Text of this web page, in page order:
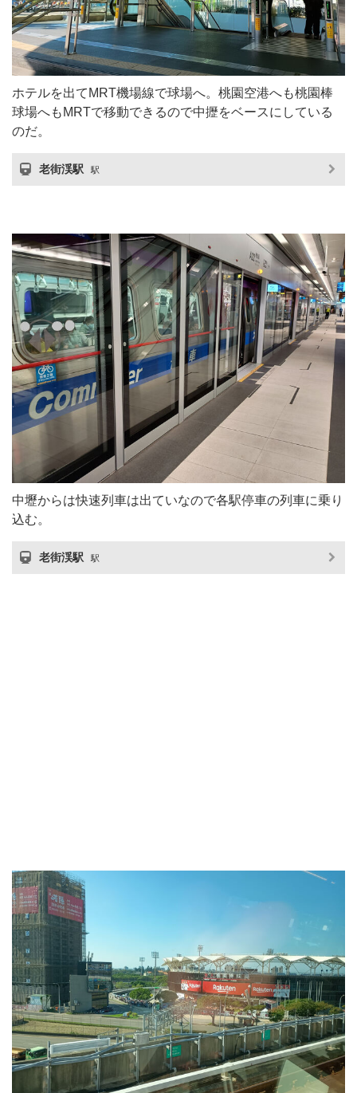
ホテルを出てMRT機場線で球場へ。桃園空港へも桃園棒
球場へもMRTで移動できるので中攊をベースにしている
のだ。
老街渓駅 駅
中壢からは快速列車は出ていなので各駅停車の列車に乗り
込む。
老街渓駅 駅